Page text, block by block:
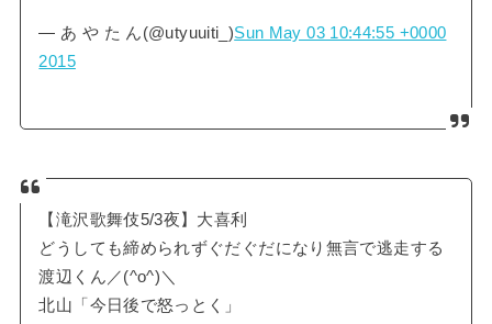
— あ や た ん(@utyuuiti_)Sun May 03 10:44:55 +0000
2015
【滝沢歌舞伎5/3夜】大喜利
どうしても締められずぐだぐだになり無言で逃走する
渡辺くん／(^o^)＼
北山「今日後で怒っとく」